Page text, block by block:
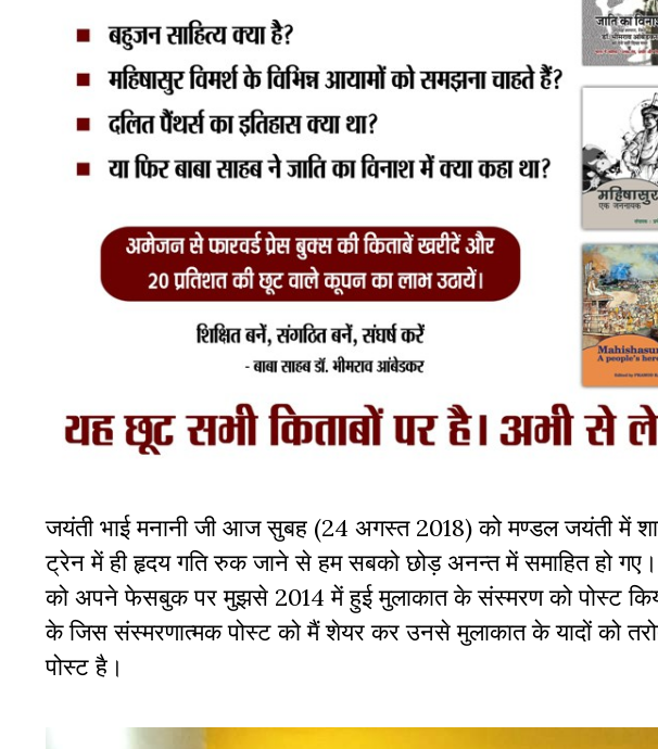
जयंती भाई मनानी जी आज सुबह (24 अगस्त 2018) को मण्डल जयंती में
ट्रेन में ही हृदय गति रुक जाने से हम सबको छोड़ अनन्त में समाहित हो
को अपने फेसबुक पर मुझसे 2014 में हुई मुलाकात के संस्मरण को पोस्ट
के जिस संस्मरणात्मक पोस्ट को मैं शेयर कर उनसे मुलाकात के यादों को
पोस्ट है।